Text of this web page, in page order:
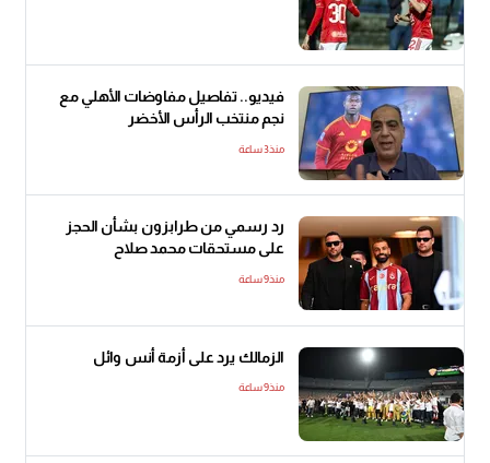
فيديو.. تفاصيل مفاوضات الأهلي مع
نجم منتخب الرأس الأخضر
منذ3 ساعة
رد رسمي من طرابزون بشأن الحجز
على مستحقات محمد صلاح
منذ9 ساعة
الزمالك يرد على أزمة أنس وائل
منذ9 ساعة